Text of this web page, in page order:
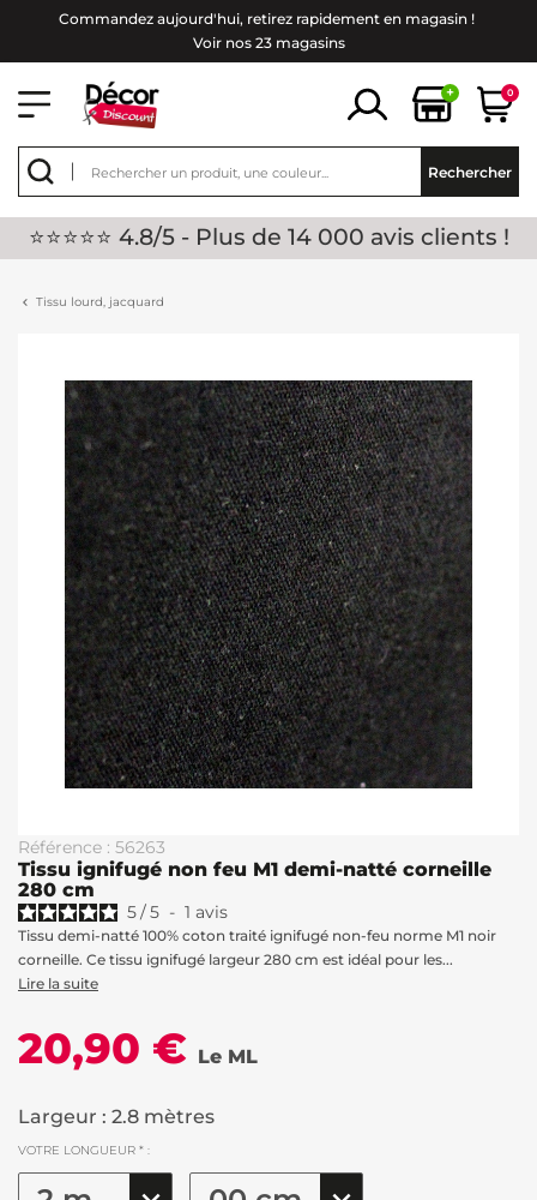
Commandez aujourd'hui, retirez rapidement en magasin !
Voir nos 23 magasins
+ 0
Rechercher
⭐⭐⭐⭐⭐ 4.8/5 - Plus de 14 000 avis clients !
Tissu lourd, jacquard
Référence : 56263
Tissu ignifugé non feu M1 demi-natté corneille
280 cm
5/5 - 1 avis
Tissu demi-natté 100% coton traité ignifugé non-feu norme M1 noir
corneille. Ce tissu ignifugé largeur 280 cm est idéal pour les...
Lire la suite
20,90 € Le ML
Largeur : 2.8 mètres
VOTRE LONGUEUR * :